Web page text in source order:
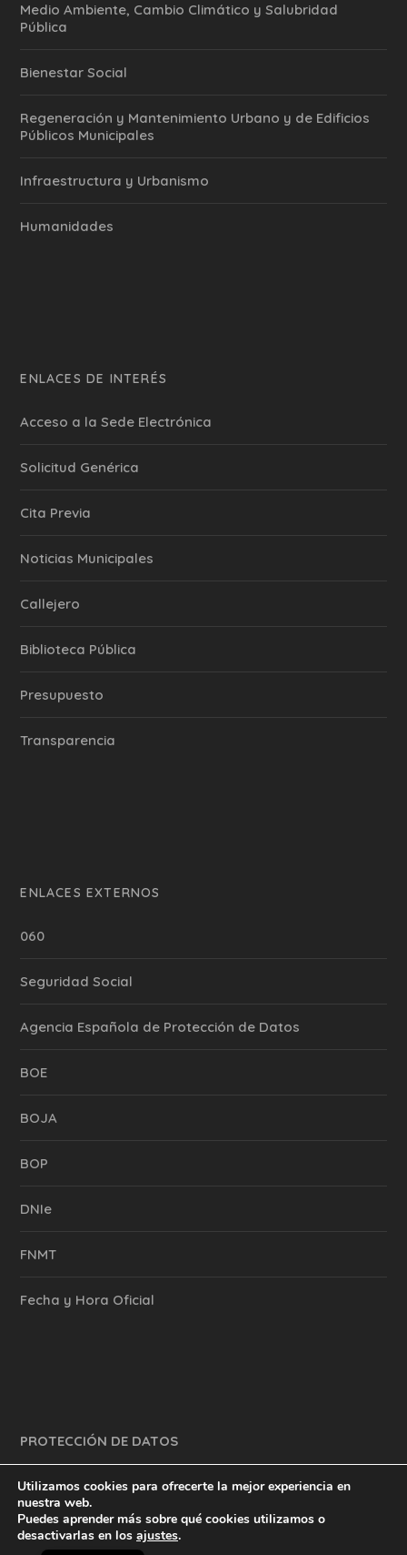
Medio Ambiente, Cambio Climático y Salubridad
Pública
Bienestar Social
Regeneración y Mantenimiento Urbano y de Edificios
Públicos Municipales
Infraestructura y Urbanismo
Humanidades
ENLACES DE INTERÉS
Acceso a la Sede Electrónica
Solicitud Genérica
Cita Previa
‎Noticias Municipales
Callejero
Biblioteca Pública
Presupuesto
Transparencia
ENLACES EXTERNOS
060
Seguridad Social
Agencia Española de Protección de Datos
BOE
BOJA
BOP
DNIe
FNMT
Fecha y Hora Oficial
PROTECCIÓN DE DATOS
inventtatte es Marketing Online Sevilla
Utilizamos cookies para ofrecerte la mejor experiencia en
nuestra web.
Puedes aprender más sobre qué cookies utilizamos o
desactivarlas en los ajustes.
English